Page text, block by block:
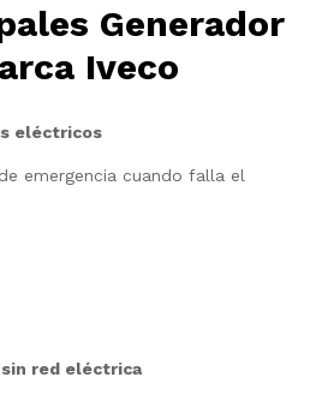
Generador
Iveco
eléctricos
emergencia cuando falla el
red eléctrica